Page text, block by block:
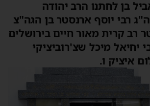
בן לחתנו הרב יהודה
רבי יוסף ארנסטר בן הגה"צ
רב קרית מאור חיים בירושלים
יחיאל מיכל שצ'רוביציקי
איציק ו.